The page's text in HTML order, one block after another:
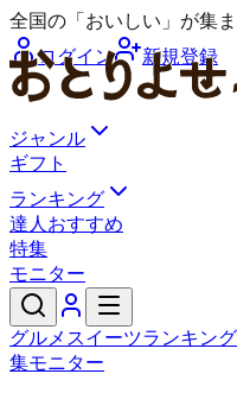
全国の「おいしい」が集
ログイン
新規登録
ジャンル
ギフト
ランキング
達人おすすめ
特集
モニター
グルメ スイーツランキング
集モニター